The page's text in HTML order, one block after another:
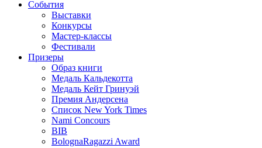
События
Выставки
Конкурсы
Мастер-классы
Фестивали
Призеры
Образ книги
Медаль Кальдекотта
Медаль Кейт Гринуэй
Премия Андерсена
Список New York Times
Nami Concours
BIB
BolognaRagazzi Award